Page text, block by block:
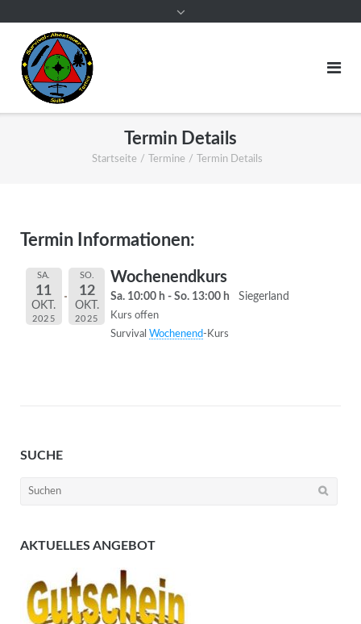
Termin Details
Startseite / Termine / Termin Details
Termin Informationen:
SA.
11
OKT.
2025
SO.
12
OKT.
2025
Wochenendkurs
Sa. 10:00 h - So. 13:00 h
Siegerland
Kurs offen
Survival Wochenend-Kurs
SUCHE
Suchen
AKTUELLES ANGEBOT